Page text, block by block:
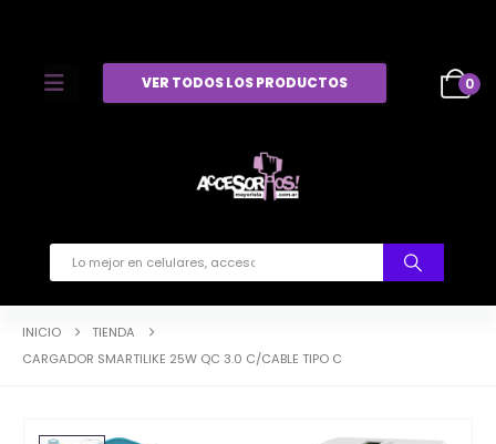
VER TODOS LOS PRODUCTOS 0
INICIO
TIENDA
CARGADOR SMARTILIKE 25W QC 3.0 C/CABLE TIPO C